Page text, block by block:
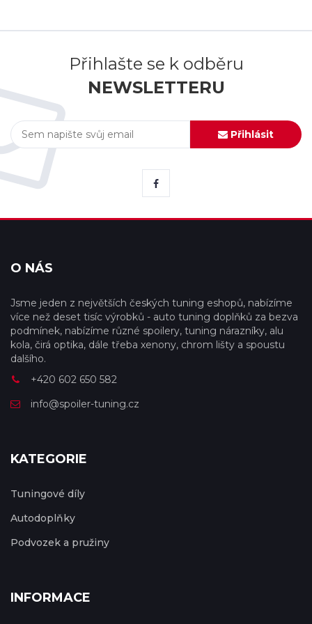
Přihlašte se k odběru
NEWSLETTERU
Přihlásit
O NÁS
Jsme jeden z největších českých tuning eshopů, nabízíme
více než deset tisíc výrobků - auto tuning doplňků za bezva
podmínek, nabízíme různé spoilery, tuning nárazníky, alu
kola, čirá optika, dále třeba xenony, chrom lišty a spoustu
dalšího.
+420 602 650 582
info@spoiler-tuning.cz
KATEGORIE
Tuningové díly
Autodoplňky
Podvozek a pružiny
INFORMACE